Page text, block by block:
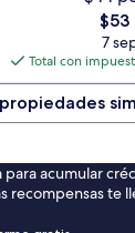
El
es
de
$53
7
Total con
para acumular
recompensas te